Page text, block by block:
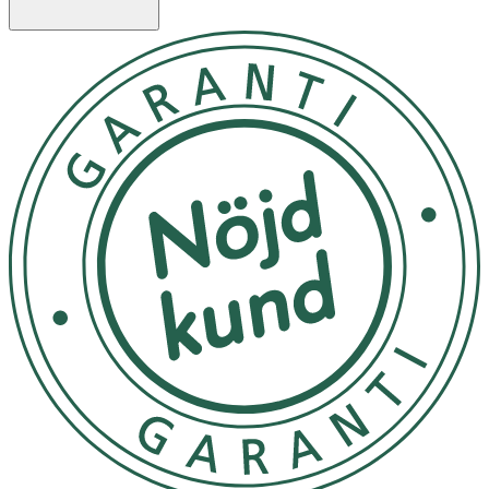
Användning & Dosering
- Från 3 år: 2 tuggtabletter dagligen.
- Tas gärna i samband med måltid.
- Rekommenderad dos bör inte överskridas.
- Kosttillskott ersätter inte en allsidig kost eller hälsosam
livsstil.
- Förvaras utom syn- och räckhåll för barn.
INNEHÅLLSDEKLARATION 2 Gummies
200 mg